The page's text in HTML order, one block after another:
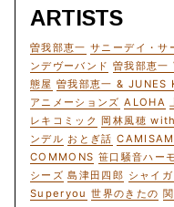
ARTISTS
曽我部恵一 サニーデイ・サ
ンデヴーバンド 曽我部恵一
態屋 曽我部恵一 & JUNES
アニメーションズ ALOHA
レキコミック 岡林風穂
ンデル おとぎ話
COMMONS 笹口騒音ハー
シーズ 島津田四郎 シャイ
Superyou 世界のきたの